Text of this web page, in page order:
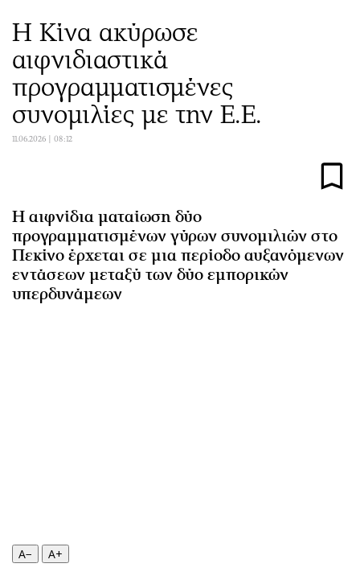
Αθλητισμός
Κύπρος
Ελλάδα
Διεθνή
Κληρώσεις Allwyn
Οικονομική
Επιχειρήσεις
Αγορές
Money Review
AstroBank Properties
Μουσική
Εικαστικά
Geek
Social
Αυτοκίνηση
Αναδρομές
Πρόσωπα
Περιβάλλον
Η Κίνα ακύρωσε
αιφνιδιαστικά
προγραμματισμένες
συνομιλίες με την Ε.Ε.
11.06.2026 | 08:12
Η αιφνίδια ματαίωση δύο
προγραμματισμένων γύρων συνομιλιών στο
Πεκίνο έρχεται σε μια περίοδο αυξανόμενων
εντάσεων μεταξύ των δύο εμπορικών
υπερδυνάμεων
A− A+